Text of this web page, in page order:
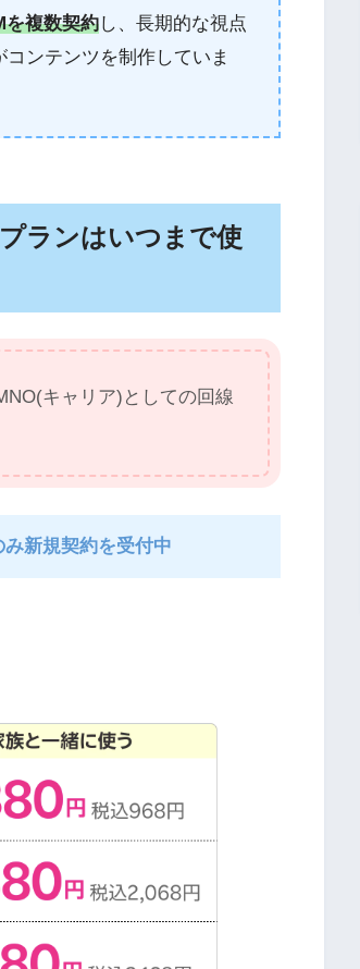
を複数契約し、長期的な視点
ンテンツを制作していま
ランはいつまで使
キャリア)としての回線
新規契約を受付中